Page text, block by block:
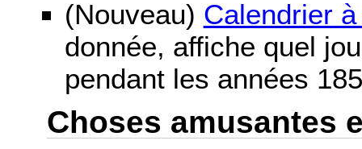
(Nouveau) Calendrier
donnée, affiche quel
pendant les années
Choses amusantes